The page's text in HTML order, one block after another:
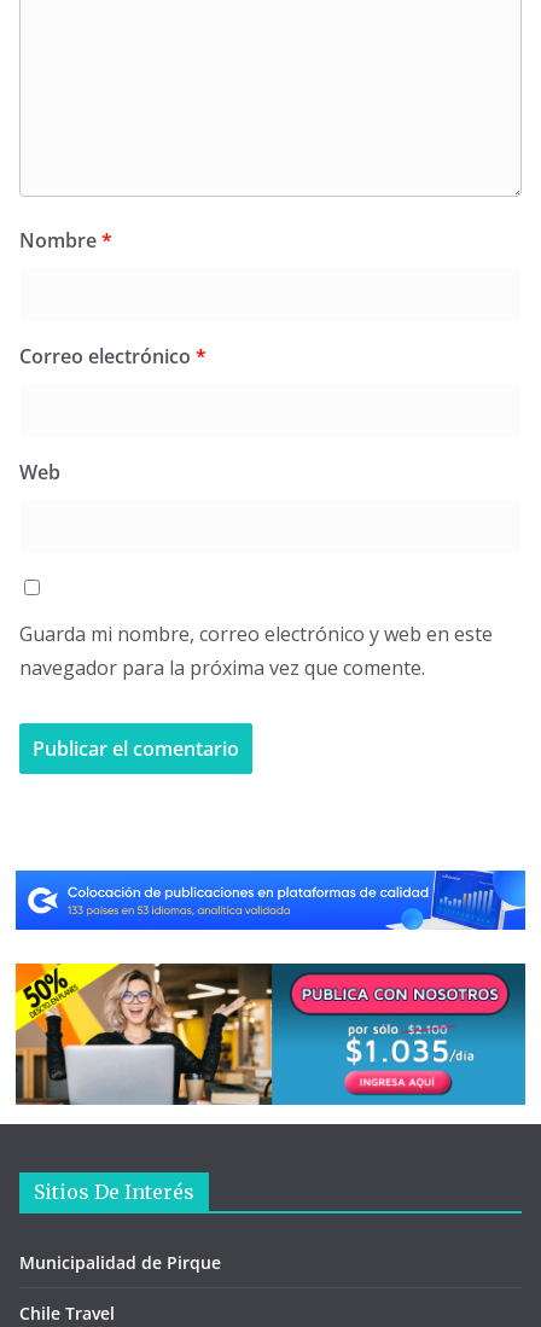
Nombre*
Correo electrónico *
Web
Guarda mi nombre, correo electrónico y web en este
navegador para la próxima vez que comente.
Sitios De Interés
Municipalidad de Pirque
Chile Travel